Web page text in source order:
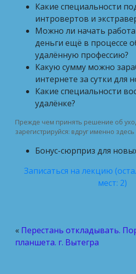
Какие специальности
интровертов и
Можно ли начать
деньги ещё в процессе
удалённую профессию?
Какую сумму можно
интернете за сутки для
Какие специальности
удалёнке?
Прежде чем принять решение об
зарегистрируйся: вдруг именно здесь
Бонус-сюрприз для
Записаться на лекцию
мест: 2)
« Перестань откладывать.
планшета. г. Вытегра